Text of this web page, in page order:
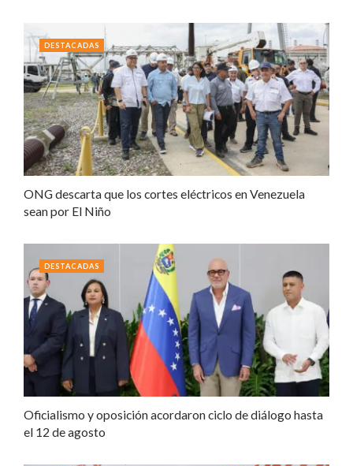
ONG descarta que los cortes eléctricos en Venezuela
sean por El Niño
DESTACADAS
Oficialismo y oposición acordaron ciclo de diálogo hasta
el 12 de agosto
DESTACADAS